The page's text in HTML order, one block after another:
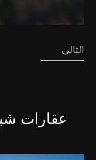
التالي
عقارات